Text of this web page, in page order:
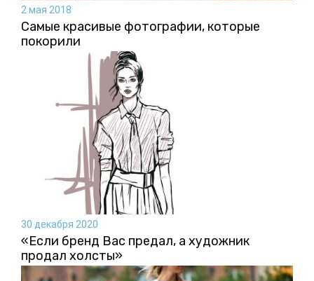
2 мая 2018
Самые красивые фотографии, которые
покорили
30 декабря 2020
«Если бренд Вас предал, а художник
продал холсты»